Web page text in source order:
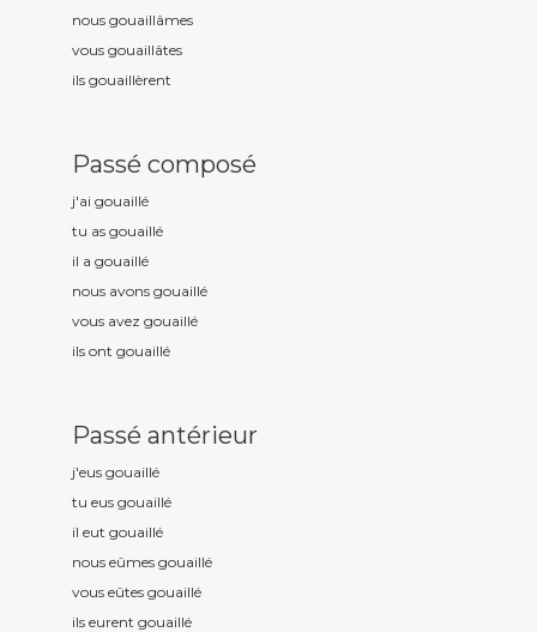
nous gouaillâmes
vous gouaillâtes
ils gouaillèrent
Passé composé
j'ai gouaillé
tu as gouaillé
il a gouaillé
nous avons gouaillé
vous avez gouaillé
ils ont gouaillé
Passé antérieur
j'eus gouaillé
tu eus gouaillé
il eut gouaillé
nous eûmes gouaillé
vous eûtes gouaillé
ils eurent gouaillé